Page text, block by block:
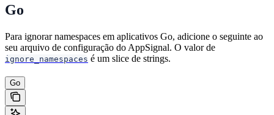
Go
Para ignorar namespaces em aplicativos Go, adicione o seguinte ao
seu arquivo de configuração do AppSignal. O valor de
ignore_namespaces é um slice de strings.
Go